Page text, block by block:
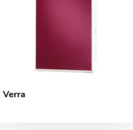
Verra